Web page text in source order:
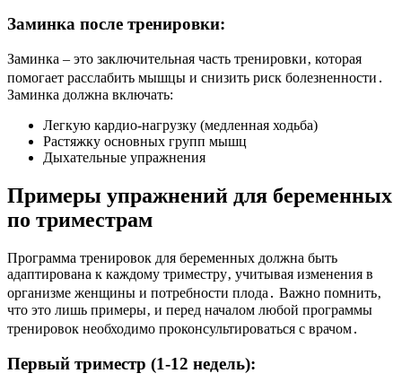
Заминка после тренировки:
Заминка – это заключительная часть тренировки‚ которая
помогает расслабить мышцы и снизить риск болезненности․
Заминка должна включать:
Легкую кардио-нагрузку (медленная ходьба)
Растяжку основных групп мышц
Дыхательные упражнения
Примеры упражнений для беременных
по триместрам
Программа тренировок для беременных должна быть
адаптирована к каждому триместру‚ учитывая изменения в
организме женщины и потребности плода․ Важно помнить‚
что это лишь примеры‚ и перед началом любой программы
тренировок необходимо проконсультироваться с врачом․
Первый триместр (1-12 недель):